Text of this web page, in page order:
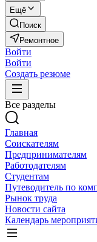
Ещё
Поиск
Ремонтное
Войти
Войти
Создать резюме
Все разделы
Главная
Соискателям
Предпринимателям
Работодателям
Студентам
Путеводитель по
Рынок труда
Новости сайта
Календарь